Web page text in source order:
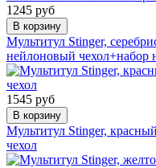
1245 руб
В корзину
Мультитул Stinger,
нейлоновый чехол+набор
1545 руб
В корзину
Мультитул Stinger,
чехол